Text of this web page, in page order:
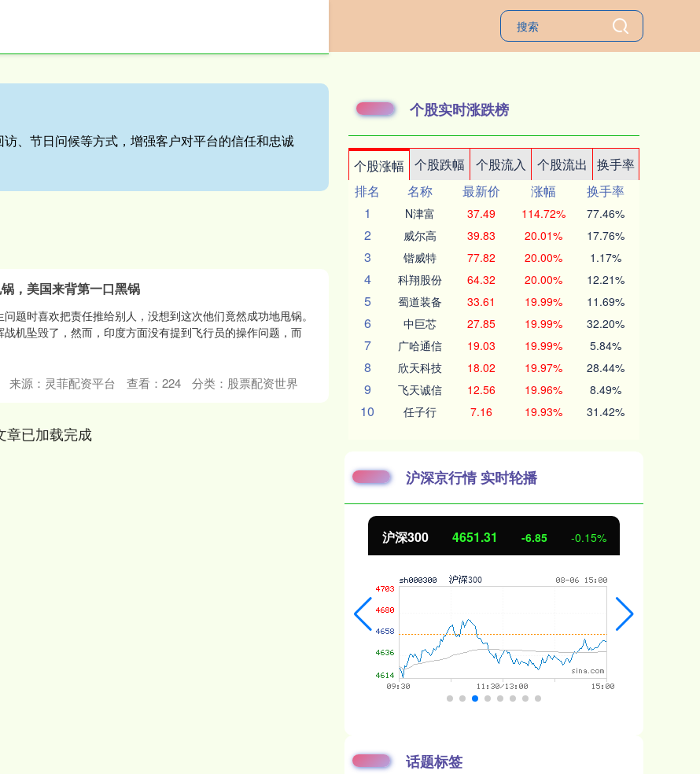
、节日问候等方式，增强客户对平台的信任和忠诚
，美国来背第一口黑锅
题时喜欢把责任推给别人，没想到这次他们竟然成功地甩锅。
机坠毁了，然而，印度方面没有提到飞行员的操作问题，而
来源：灵菲配资平台 查看： 224 分类： 股票配资世界
章已加载完成
个股实时涨跌榜
个股涨幅 个股跌幅 个股流入 个股流出
换手率
排名
名称 最新价 涨幅
换手率
1
N津富 37.49 114.72% 77.46%
2 威尔高 39.83 20.01% 17.76%
3 锴威特 77.82 20.00% 1.17%
4 科翔股份 64.32 20.00% 12.21%
5 蜀道装备 33.61 19.99% 11.69%
6 中巨芯 27.85 19.99% 32.20%
7 广哈通信 19.03 19.99% 5.84%
8 欣天科技 18.02 19.97% 28.44%
9 飞天诚信 12.56 19.96% 8.49%
10 任子行 7.16 19.93% 31.42%
沪深京行情 实时轮播
沪深300 4651.31 -6.85 -0.15%
话题标签